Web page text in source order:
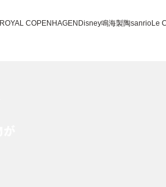
ROYAL COPENHAGEN Disney鳴海製陶sanrioLe